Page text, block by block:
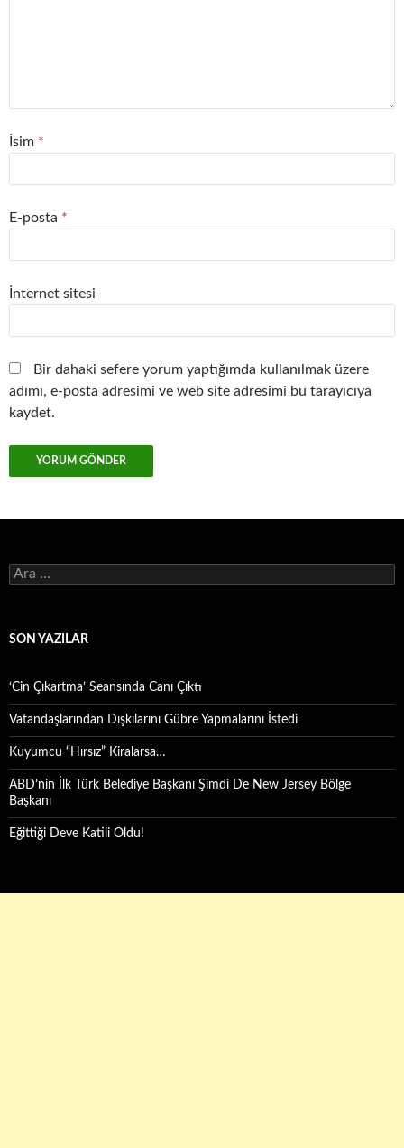
İsim *
E-posta *
İnternet sitesi
Bir dahaki sefere yorum yaptığımda kullanılmak üzere
adımı, e-posta adresimi ve web site adresimi bu tarayıcıya
kaydet.
Arama:
SON YAZILAR
‘Cin Çıkartma’ Seansında Canı Çıktı
Vatandaşlarından Dışkılarını Gübre Yapmalarını İstedi
Kuyumcu “Hırsız” Kiralarsa…
ABD’nin İlk Türk Belediye Başkanı Şimdi De New Jersey Bölge
Başkanı
Eğittiği Deve Katili Oldu!